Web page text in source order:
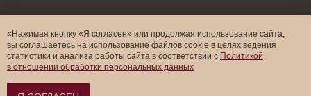
«Нажимая кнопку «Я согласен» или продолжая использование сайта,
вы соглашаетесь на использование файлов cookie в целях ведения
статистики и анализа работы cайта в соответствии с Политикой
в отношении обработки персональных данных